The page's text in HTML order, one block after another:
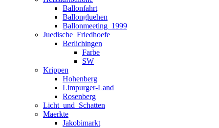
Ballonfahrt
Ballongluehen
Ballonmeeting_1999
Juedische_Friedhoefe
Berlichingen
Farbe
SW
Krippen
Hohenberg
Limpurger-Land
Rosenberg
Licht_und_Schatten
Maerkte
Jakobimarkt